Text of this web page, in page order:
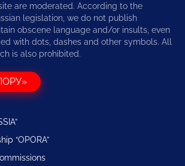
are moderated. According to the
legislation, we do not publish
obscene language and/or insults, even
with dots, dashes and other symbols. All
is also prohibited.
“OPORA”